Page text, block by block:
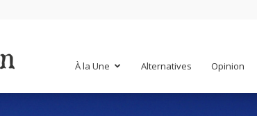
À la Une Alternatives Opinion